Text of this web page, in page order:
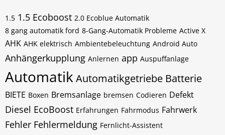
1.5 1.5 Ecoboost 2.0 Ecoblue Automatik
8 gang automatik ford 8-Gang-Automatik Probleme Active X
AHK AHK elektrisch Ambientebeleuchtung Android Auto
Anhängerkupplung Anlernen app Auspuffanlage
AutomatikAutomatikgetriebe Batterie
BIETE Boxen Bremsanlage bremsen Codieren Defekt
Diesel EcoBoost Erfahrungen Fahrmodus Fahrwerk
Fehler Fehlermeldung Fernlicht-Assistent